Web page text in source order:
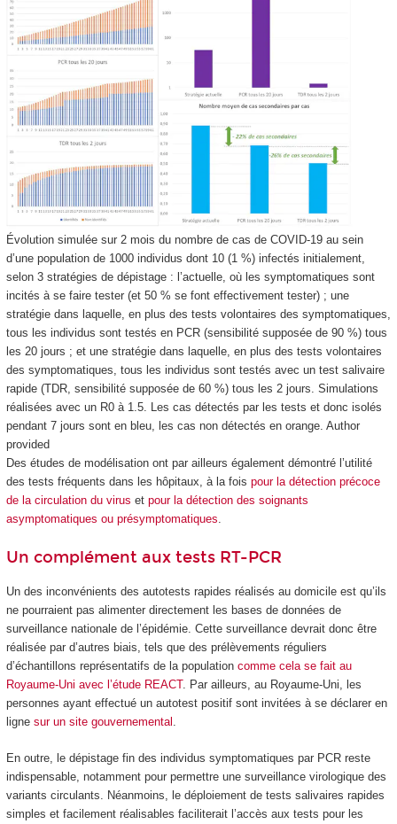
Évolution simulée sur 2 mois du nombre de cas de COVID-19 au sein
d’une population de 1000 individus dont 10 (1 %) infectés initialement,
selon 3 stratégies de dépistage : l’actuelle, où les symptomatiques sont
incités à se faire tester (et 50 % se font effectivement tester) ; une
stratégie dans laquelle, en plus des tests volontaires des symptomatiques,
tous les individus sont testés en PCR (sensibilité supposée de 90 %) tous
les 20 jours ; et une stratégie dans laquelle, en plus des tests volontaires
des symptomatiques, tous les individus sont testés avec un test salivaire
rapide (TDR, sensibilité supposée de 60 %) tous les 2 jours. Simulations
réalisées avec un R0 à 1.5. Les cas détectés par les tests et donc isolés
pendant 7 jours sont en bleu, les cas non détectés en orange. Author
provided
Des études de modélisation ont par ailleurs également démontré l’utilité
des tests fréquents dans les hôpitaux, à la fois pour la détection précoce
de la circulation du virus et pour la détection des soignants
asymptomatiques ou présymptomatiques.
Un complément aux tests RT-PCR
Un des inconvénients des autotests rapides réalisés au domicile est qu’ils
ne pourraient pas alimenter directement les bases de données de
surveillance nationale de l’épidémie. Cette surveillance devrait donc être
réalisée par d’autres biais, tels que des prélèvements réguliers
d’échantillons représentatifs de la population comme cela se fait au
Royaume-Uni avec l’étude REACT. Par ailleurs, au Royaume-Uni, les
personnes ayant effectué un autotest positif sont invitées à se déclarer en
ligne sur un site gouvernemental .
En outre, le dépistage fin des individus symptomatiques par PCR reste
indispensable, notamment pour permettre une surveillance virologique des
variants circulants. Néanmoins, le déploiement de tests salivaires rapides
simples et facilement réalisables faciliterait l’accès aux tests pour les